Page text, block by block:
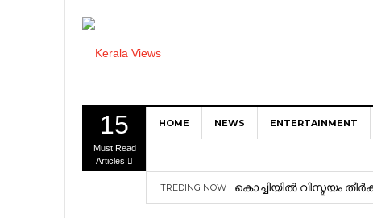
15
Must Read
Articles
HOME NEWS ENTERTAINMENT
TREDING NOW
കൊച്ചിയിൽ വിസ്മയം